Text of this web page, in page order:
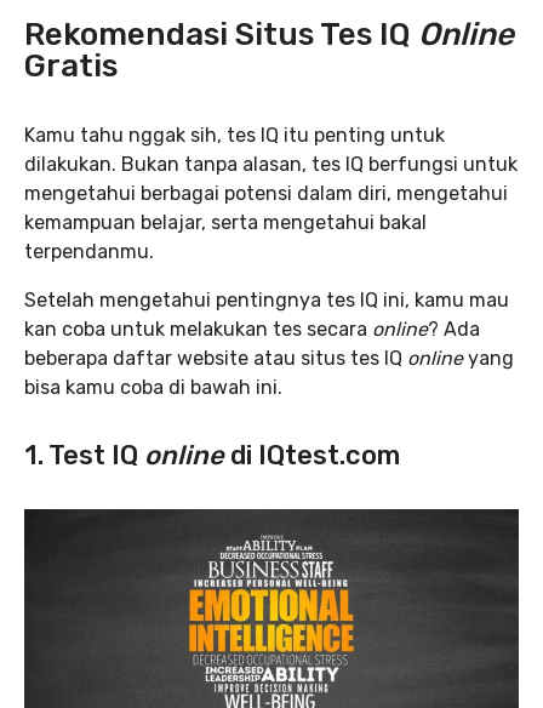
Rekomendasi Situs Tes IQ Online
Gratis
Kamu tahu nggak sih, tes IQ itu penting untuk
dilakukan. Bukan tanpa alasan, tes IQ berfungsi untuk
mengetahui berbagai potensi dalam diri, mengetahui
kemampuan belajar, serta mengetahui bakal
terpendanmu.
Setelah mengetahui pentingnya tes IQ ini, kamu mau
kan coba untuk melakukan tes secara online? Ada
beberapa daftar website atau situs tes IQ onlineyang
bisa kamu coba di bawah ini.
1. Test IQ onlinedi IQtest.com